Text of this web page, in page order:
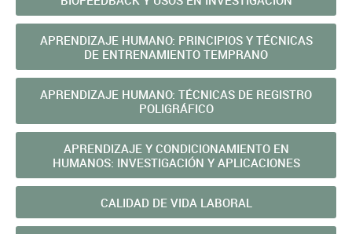
APRENDIZAJE HUMANO: PRINCIPIOS Y TÉCNICAS
DE ENTRENAMIENTO TEMPRANO
APRENDIZAJE HUMANO: TÉCNICAS DE REGISTRO
POLIGRÁFICO
APRENDIZAJE Y CONDICIONAMIENTO EN
HUMANOS: INVESTIGACIÓN Y APLICACIONES
CALIDAD DE VIDA LABORAL